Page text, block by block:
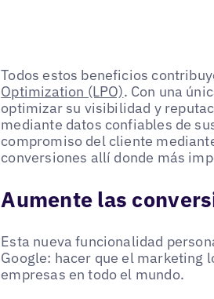
Todos estos beneficios
Optimization (LPO). Con una
optimizar su visibilidad y
mediante datos confiables de
compromiso del cliente
conversiones allí donde más
Aumente las
Esta nueva funcionalidad
Google: hacer que el marketing
empresas en todo el mundo.